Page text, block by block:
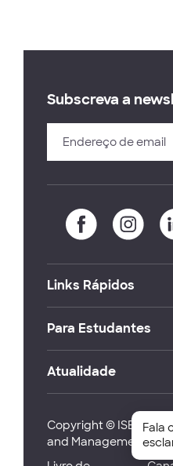
Subscreva a
Links Rápidos
Para Estudantes
Atualidade
Copyright © ISEG
and Management
Fala